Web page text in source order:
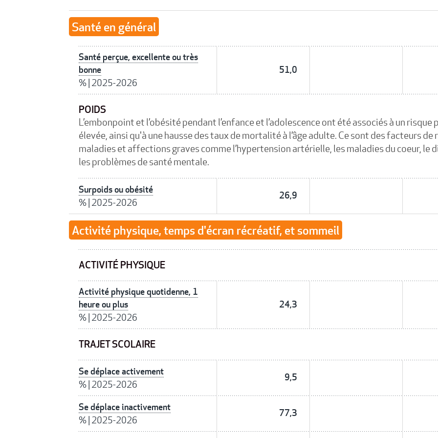
Santé en général
Santé perçue, excellente ou très
bonne
%| 2025-2026
51,0
POIDS
L’embonpoint et l’obésité pendant l’enfance et l’adolescence ont été associés à un
élevée, ainsi qu'à une hausse des taux de mortalité à l’âge adulte. Ce sont des facteurs
maladies et affections graves comme l’hypertension artérielle, les maladies du coeur, le
les problèmes de santé mentale.
Surpoids ou obésité
%| 2025-2026
26,9
Activité physique, temps d'écran récréatif, et sommeil
ACTIVITÉ PHYSIQUE
Activité physique quotidenne, 1
heure ou plus
%| 2025-2026
24,3
TRAJET SCOLAIRE
Se déplace activement
%| 2025-2026
9,5
Se déplace inactivement
%| 2025-2026
77,3